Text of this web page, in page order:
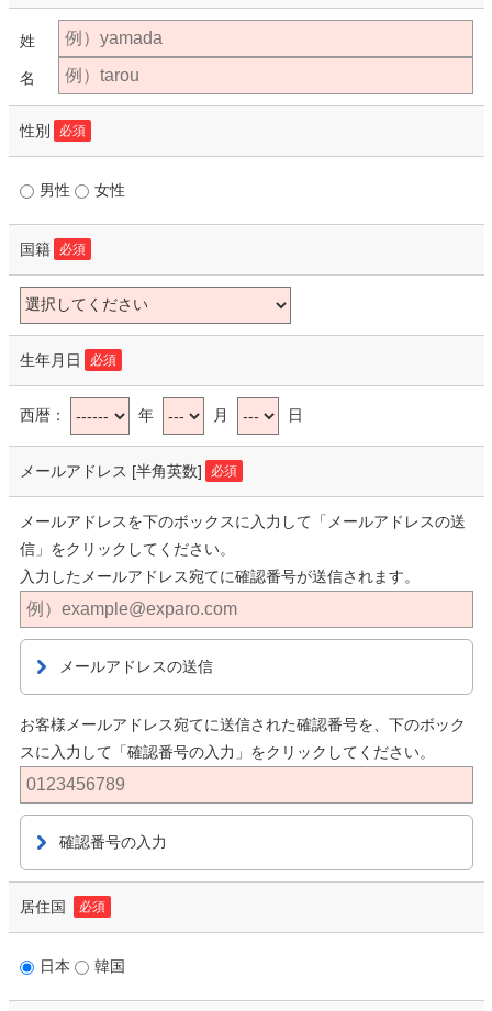
姓
名
性別 必須
男性 女性
国籍 必須
生年月日 必須
西暦： 年 月 日
メールアドレス [半角英数] 必須
メールアドレスを下のボックスに入力して「メールアドレスの送
信」をクリックしてください。
入力したメールアドレス宛てに確認番号が送信されます。
メールアドレスの送信
お客様メールアドレス宛てに送信された確認番号を、下のボック
スに入力して「確認番号の入力」をクリックしてください。
確認番号の入力
居住国 必須
日本 韓国